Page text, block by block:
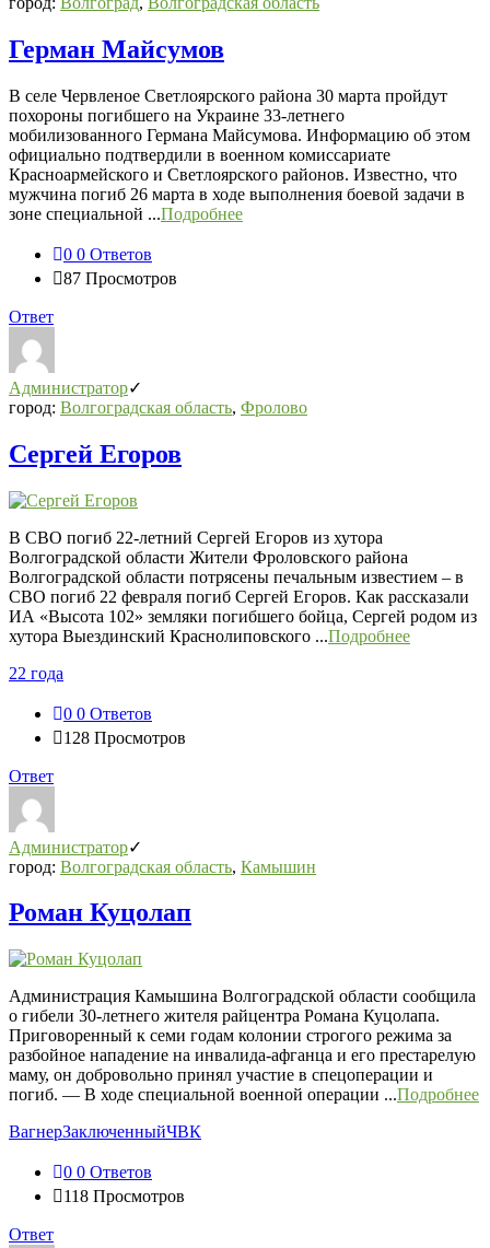
Герман Майсумов
В селе Червленое Светлоярского района 30 марта пройдут
похороны погибшего на Украине 33-летнего
мобилизованного Германа Майсумова. Информацию об этом
официально подтвердили в военном комиссариате
Красноармейского и Светлоярского районов. Известно, что
мужчина погиб 26 марта в ходе выполнения боевой задачи в
зоне специальной ...Подробнее
0 0 Ответов
87 Просмотров
Ответ
Администратор
город: Волгоградская область, Фролово
Сергей Егоров
В СВО погиб 22-летний Сергей Егоров из хутора
Волгоградской области Жители Фроловского района
Волгоградской области потрясены печальным известием – в
СВО погиб 22 февраля погиб Сергей Егоров. Как рассказали
ИА «Высота 102» земляки погибшего бойца, Сергей родом из
хутора Выездинский Краснолиповского ...Подробнее
22 года
0 0 Ответов
128 Просмотров
Ответ
Администратор
город: Волгоградская область, Камышин
Роман Куцолап
Администрация Камышина Волгоградской области сообщила
о гибели 30-летнего жителя райцентра Романа Куцолапа.
Приговоренный к семи годам колонии строгого режима за
разбойное нападение на инвалида-афганца и его престарелую
маму, он добровольно принял участие в спецоперации и
погиб. — В ходе специальной военной операции ...Подробнее
ВагнерЗаключенныйЧВК
0 0 Ответов
118 Просмотров
Ответ